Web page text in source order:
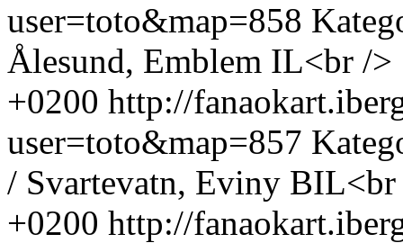
user=toto&map=858
Ålesund, Emblem IL<br />
+0200 http://
user=toto&map=857
/ Svartevatn, Eviny
+0200 http://